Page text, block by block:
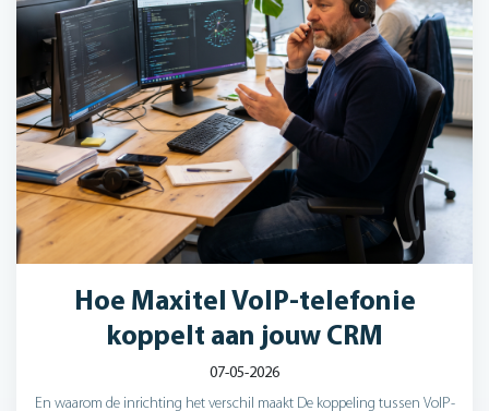
Hoe Maxitel VoIP-telefonie
koppelt aan jouw CRM
07-05-2026
En waarom de inrichting het verschil maakt De koppeling tussen VoIP-